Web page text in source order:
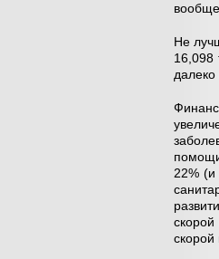
Не
16,098
22%
скорой